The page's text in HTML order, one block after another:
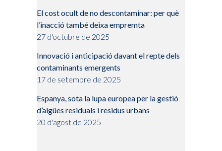
El cost ocult de no descontaminar: per què
l’inacció també deixa empremta
27 d'octubre de 2025
Innovació i anticipació davant el repte dels
contaminants emergents
17 de setembre de 2025
Espanya, sota la lupa europea per la gestió
d’aigües residuals i residus urbans
20 d'agost de 2025